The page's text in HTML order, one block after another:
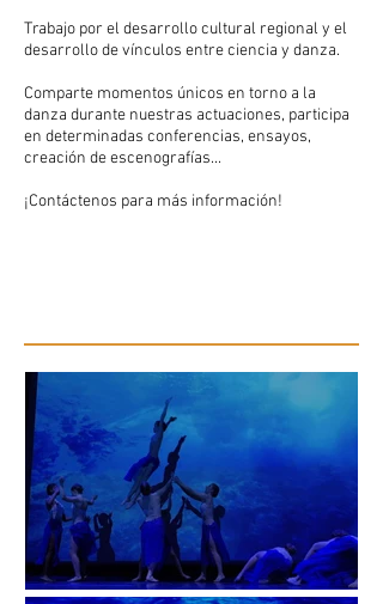
Trabajo por el desarrollo cultural regional y el
desarrollo de vínculos entre ciencia y danza.
Comparte momentos únicos en torno a la
danza durante nuestras actuaciones, participa
en determinadas conferencias, ensayos,
creación de escenografías...
¡Contáctenos para más información!